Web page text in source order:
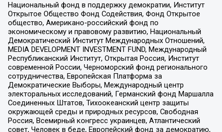
Национальный фонд в поддержку демократии, Институт
Открытое Общество Фонд Содействия, Фонд Открытое
общество, Американо-российский фонд по
экономическому и правовому развитию, Национальный
Демократический Институт Международных Отношений,
MEDIA DEVELOPMENT INVESTMENT FUND, Международный
Республиканский Институт, Открытая Россия, Институт
современной России, Черноморский фонд регионального
сотрудничества, Европейская Платформа за
Демократические Выборы, Международный центр
электоральных исследований, Германский фонд Маршалла
Соединенных Штатов, Тихоокеанский центр защиты
окружающей среды и природных ресурсов, Свободная
Россия, Всемирный конгресс украинцев, Атлантический
совет, Человек в беде, Европейский фонд за демократию,